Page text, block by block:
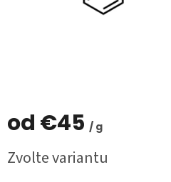
od €45 / g
cena:
Zvolte variantu